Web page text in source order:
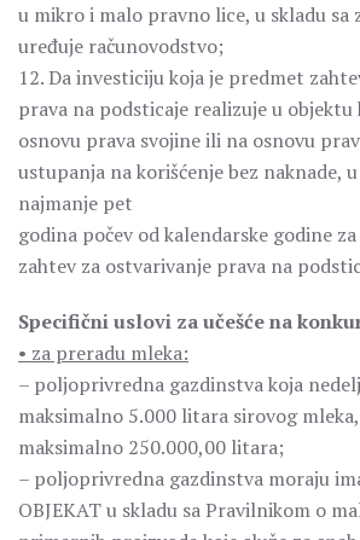
u mikro i malo pravno lice, u skladu sa
uređuje računovodstvo;
12. Da investiciju koja je predmet
prava na podsticaje realizuje u
osnovu prava svojine ili na osnovu
ustupanja na korišćenje bez naknade,
najmanje pet
godina počev od kalendarske godine
zahtev za ostvarivanje prava na
Specifični uslovi za učešće na
• za preradu mleka:
– poljoprivredna gazdinstva koja
maksimalno 5.000 litara sirovog
maksimalno 250.000,00 litara;
– poljoprivredna gazdinstva moraju
OBJEKAT u skladu sa Pravilnikom o